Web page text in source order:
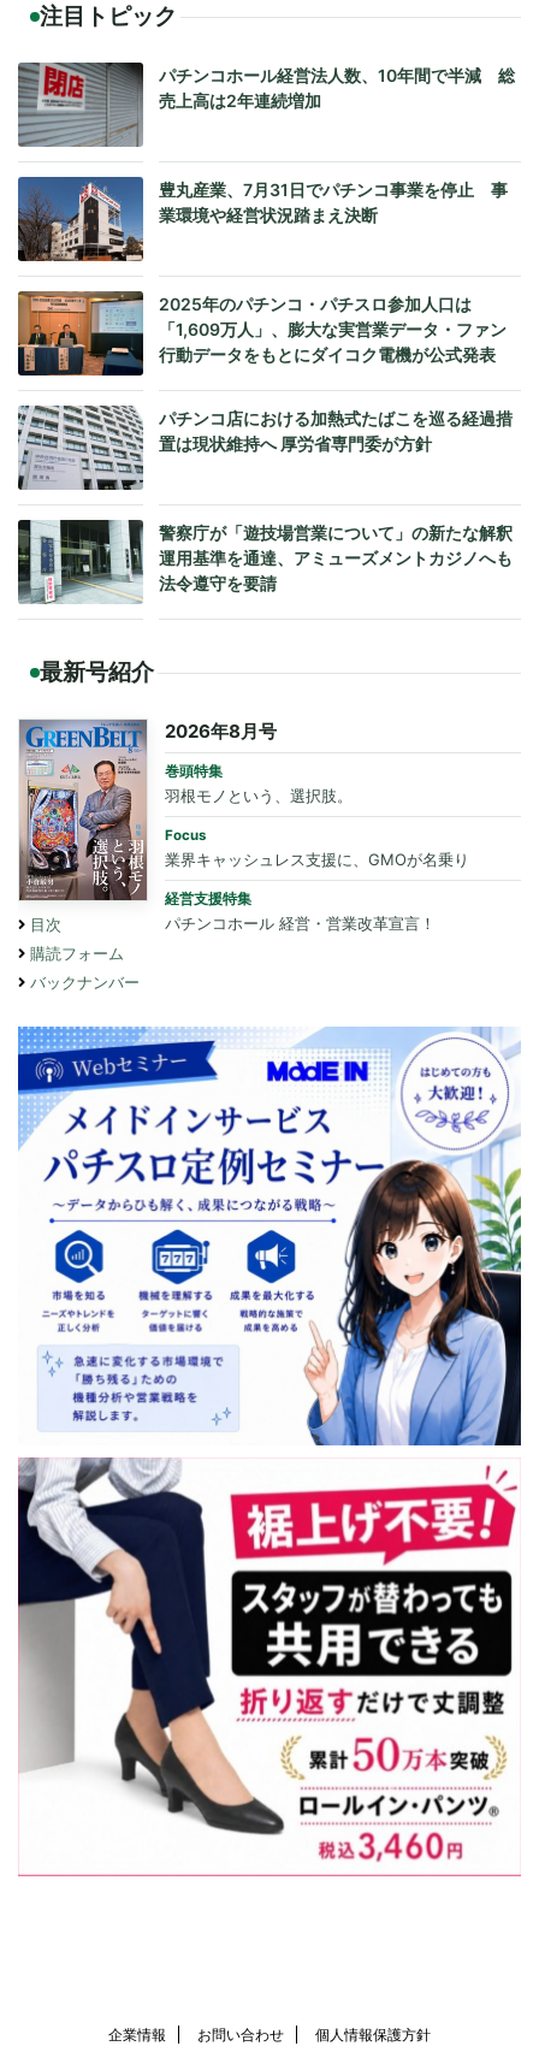
注目トピック
パチンコホール経営法人数、10年間で半減 総
売上高は2年連続増加
豊丸産業、7月31日でパチンコ事業を停止 事
業環境や経営状況踏まえ決断
2025年のパチンコ・パチスロ参加人口は
「1,609万人」、膨大な実営業データ・ファン
行動データをもとにダイコク電機が公式発表
パチンコ店における加熱式たばこを巡る経過措
置は現状維持へ 厚労省専門委が方針
警察庁が「遊技場営業について」の新たな解釈
運用基準を通達、アミューズメントカジノへも
法令遵守を要請
最新号紹介
目次
購読フォーム
バックナンバー
2026年8月号
巻頭特集
羽根モノという、選択肢。
Focus
業界キャッシュレス支援に、GMOが名乗り
経営支援特集
パチンコホール 経営・営業改革宣言！
企業情報 お問い合わせ 個人情報保護方針